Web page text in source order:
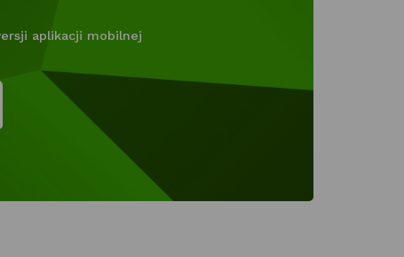
aplikacji mobilnej